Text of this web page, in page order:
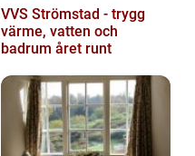
VVS Strömstad - trygg
värme, vatten och
badrum året runt